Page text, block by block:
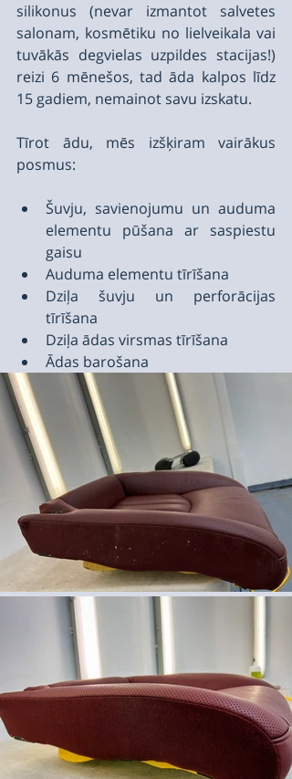
silikonus (nevar izmantot salvetes
salonam, kosmētiku no lielveikala vai
tuvākās degvielas uzpildes stacijas!)
reizi 6 mēnešos, tad āda kalpos līdz
15 gadiem, nemainot savu izskatu.
Tīrot ādu, mēs izšķiram vairākus
posmus:
Šuvju, savienojumu un auduma
elementu pūšana ar saspiestu
gaisu
Auduma elementu tīrīšana
Dziļa šuvju un perforācijas
tīrīšana
Dziļa ādas virsmas tīrīšana
Ādas barošana